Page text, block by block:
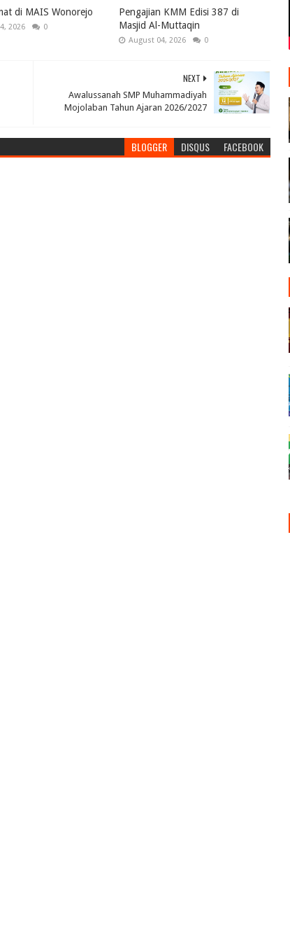
di MAIS Wonorejo
2026 0
Pengajian KMM Edisi 387 di
Masjid Al-Muttaqin
August 04, 2026 0
NEXT
Awalussanah SMP Muhammadiyah
Mojolaban Tahun Ajaran 2026/2027
BLOGGER DISQUS FACEBOOK